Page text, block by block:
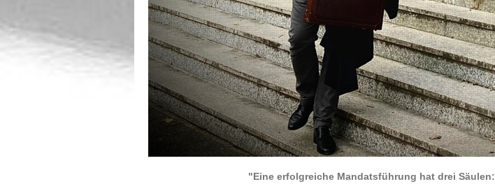
"Eine erfolgreiche Mandatsführung hat drei Säulen: